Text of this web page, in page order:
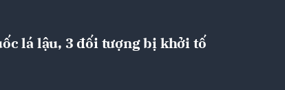
lá lậu, 3 đối tượng bị khởi tố